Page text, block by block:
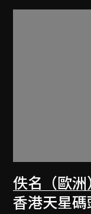
佚名（歐洲
香港天星